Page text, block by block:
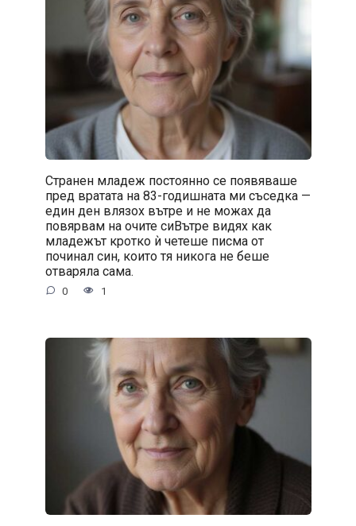
Странен младеж постоянно се появяваше
пред вратата на 83-годишната ми съседка —
един ден влязох вътре и не можах да
повярвам на очите сиВътре видях как
младежът кротко ѝ четеше писма от
починал син, които тя никога не беше
отваряла сама.
0 1